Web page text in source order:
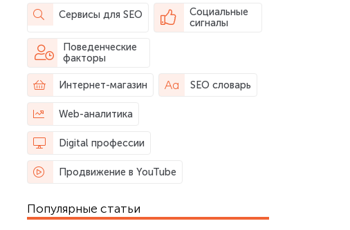
Социальные
сигналы
Поведенческие
факторы
Сервисы для SEO
Интернет-магазин
Digital профессии
Продвижение в YouTube
Web-аналитика
SEO словарь
Популярные статьи